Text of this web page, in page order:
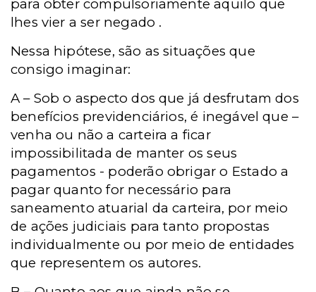
para obter compulsoriamente aquilo que
lhes vier a ser negado .
Nessa hipótese, são as situações que
consigo imaginar:
A – Sob o aspecto dos que já desfrutam dos
benefícios previdenciários, é inegável que –
venha ou não a carteira a ficar
impossibilitada de manter os seus
pagamentos - poderão obrigar o Estado a
pagar quanto for necessário para
saneamento atuarial da carteira, por meio
de ações judiciais para tanto propostas
individualmente ou por meio de entidades
que representem os autores.